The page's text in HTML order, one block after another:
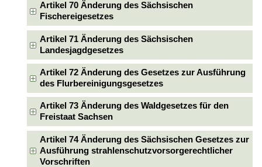
Artikel 70 Änderung des Sächsischen
Fischereigesetzes
Artikel 71 Änderung des Sächsischen
Landesjagdgesetzes
Artikel 72 Änderung des Gesetzes zur Ausführung
des Flurbereinigungsgesetzes
Artikel 73 Änderung des Waldgesetzes für den
Freistaat Sachsen
Artikel 74 Änderung des Sächsischen Gesetzes zur
Ausführung strahlenschutzvorsorgerechtlicher
Vorschriften